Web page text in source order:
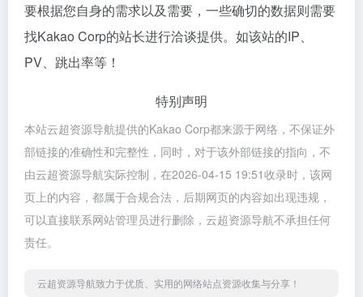
要根据您自身的需求以及需要，一些确切的数据则需要
找Kakao Corp的站长进行洽谈提供。如该站的IP、
PV、跳出率等！
特别声明
本站云超资源导航提供的Kakao Corp都来源于网络，不保证外
部链接的准确性和完整性，同时，对于该外部链接的指向，不
由云超资源导航实际控制，在2026-04-15 19:51收录时，该网
页上的内容，都属于合规合法，后期网页的内容如出现违规，
可以直接联系网站管理员进行删除，云超资源导航不承担任何
责任。
云超资源导航致力于优质、实用的网络站点资源收集与分享！